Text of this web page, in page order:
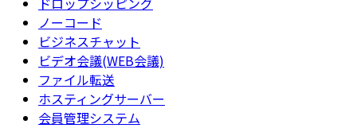
ノーコード
ビジネスチャット
ビデオ会議(WEB会議)
ファイル転送
ホスティングサーバー
会員管理システム